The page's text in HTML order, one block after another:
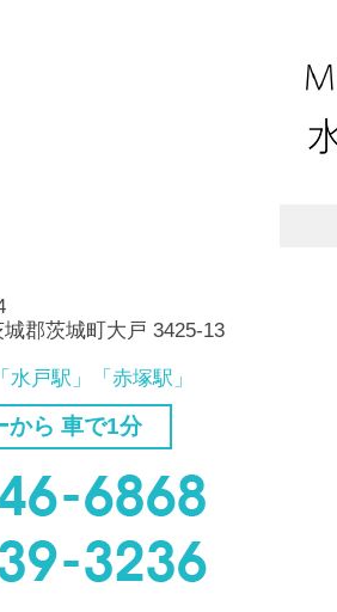
郡茨城町大戸 3425-13
水戸駅」「赤塚駅」
から 車で1分